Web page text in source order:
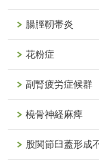
腸脛靭帯炎
花粉症
副腎疲労症候群
橈骨神経麻痺
股関節臼蓋形成